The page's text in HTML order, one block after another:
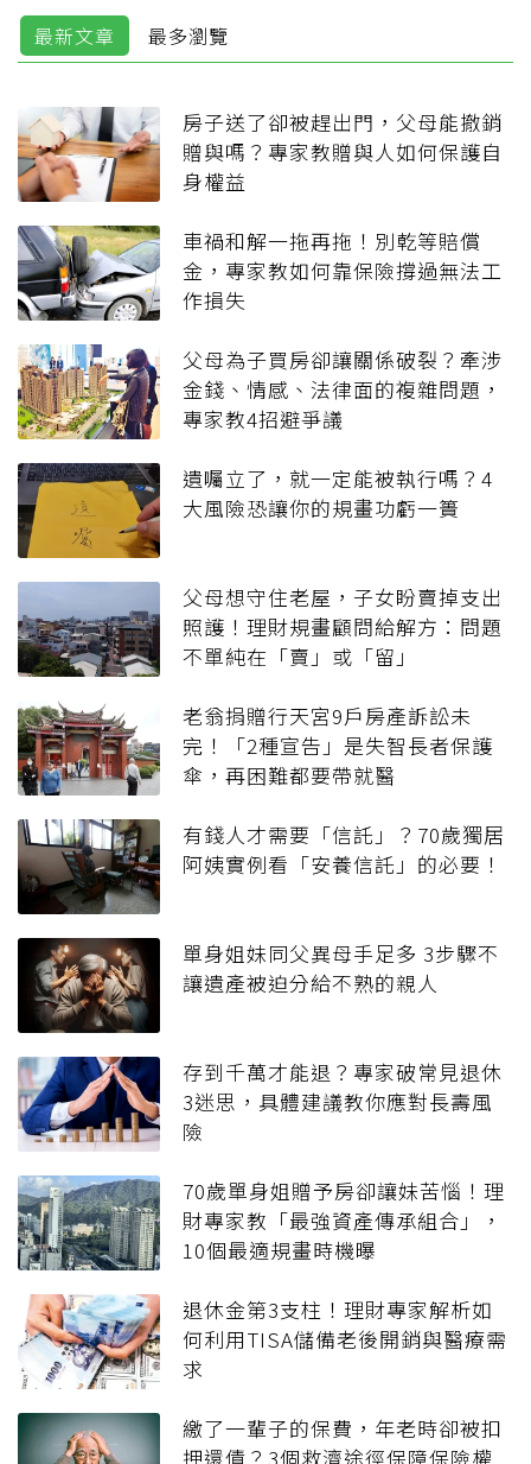
最新文章 最多瀏覽
房子送了卻被趕出門，父母能撤銷
贈與嗎？專家教贈與人如何保護自
身權益
車禍和解一拖再拖！別乾等賠償
金，專家教如何靠保險撐過無法工
作損失
父母為子買房卻讓關係破裂？牽涉
金錢、情感、法律面的複雜問題，
專家教4招避爭議
遺囑立了，就一定能被執行嗎？4
大風險恐讓你的規畫功虧一簣
父母想守住老屋，子女盼賣掉支出
照護！理財規畫顧問給解方：問題
不單純在「賣」或「留」
老翁捐贈行天宮9戶房產訴訟未
完！「2種宣告」是失智長者保護
傘，再困難都要帶就醫
有錢人才需要「信託」？70歲獨居
阿姨實例看「安養信託」的必要！
單身姐妹同父異母手足多 3步驟不
讓遺產被迫分給不熟的親人
存到千萬才能退？專家破常見退休
3迷思，具體建議教你應對長壽風
險
70歲單身姐贈予房卻讓妹苦惱！理
財專家教「最強資產傳承組合」，
10個最適規畫時機曝
退休金第3支柱！理財專家解析如
何利用TISA儲備老後開銷與醫療需
求
繳了一輩子的保費，年老時卻被扣
押還債？3個救濟途徑保障保險權